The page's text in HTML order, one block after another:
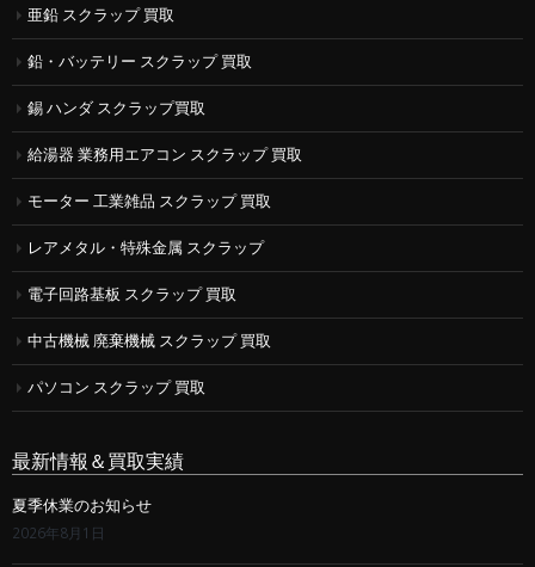
亜鉛 スクラップ 買取
鉛・バッテリー スクラップ 買取
錫 ハンダ スクラップ買取
給湯器 業務用エアコン スクラップ 買取
モーター 工業雑品 スクラップ 買取
レアメタル・特殊金属 スクラップ
電子回路基板 スクラップ 買取
中古機械 廃棄機械 スクラップ 買取
パソコン スクラップ 買取
最新情報＆買取実績
夏季休業のお知らせ
2026年8月1日